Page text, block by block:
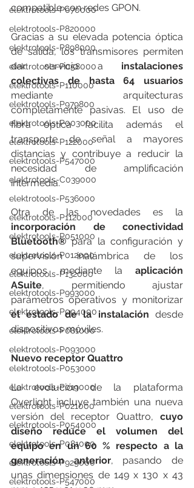
elektrotools-P070000
elektrotools-P820000
elektrotools-P898000
elektrotools-P058000
elektrotools-P110000
elektrotools-P979800
elektrotools-P003000
elektrotools-P122000
elektrotools-P547000
elektrotools-C039000
elektrotools-P536000
elektrotools-P112000
elektrotools-P051000
elektrotools-P012000
elektrotools-P132000
elektrotools-P993000
elektrotools-P004000
elektrotools-P081000
elektrotools-P093000
elektrotools-P053000
elektrotools-P019000
elektrotools-P021000
elektrotools-P054000
elektrotools-P081000
elektrotools-P929000
elektrotools-P547000
compatible con redes GPON.
Gracias a su elevada potencia óptica
de salida, los transmisores permiten
dar servicio a instalaciones
colectivas de hasta 64 usuarios
mediante arquitecturas
completamente pasivas. El uso de
fibra óptica facilita además el
transporte de señal a mayores
distancias y contribuye a reducir la
necesidad de amplificación
intermedia.
incorporación de conectividad
Bluetooth® para la configuración y
supervisión inalámbrica de los
equipos mediante la aplicación
ASuite, permitiendo ajustar
el estado de la instalación desde
dispositivos móviles.
Nuevo receptor Quattro
La evolución de la plataforma
Overlight incluye también una nueva
versión del receptor Quattro, cuyo
diseño reduce el volumen del
equipo en un 60 % respecto a la
generación anterior, pasando de
unas dimensiones de 149 x 130 x 43